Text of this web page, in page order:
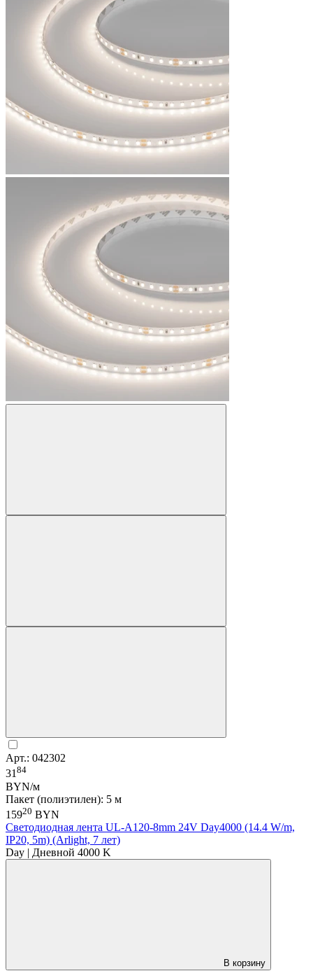
Арт.: 042302
3184
BYN/м
Пакет (полиэтилен): 5 м
15920 BYN
Светодиодная лента UL-A120-8mm 24V Day4000 (14.4 W/m,
IP20, 5m) (Arlight, 7 лет)
Day | Дневной 4000 K
В корзину